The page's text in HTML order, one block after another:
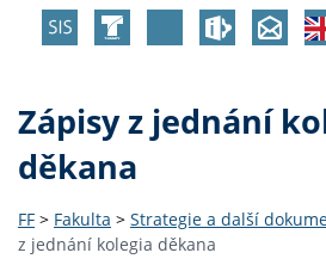
Zápisy z jednání
děkana
FF > Fakulta > Strategie a další
z jednání kolegia děkana